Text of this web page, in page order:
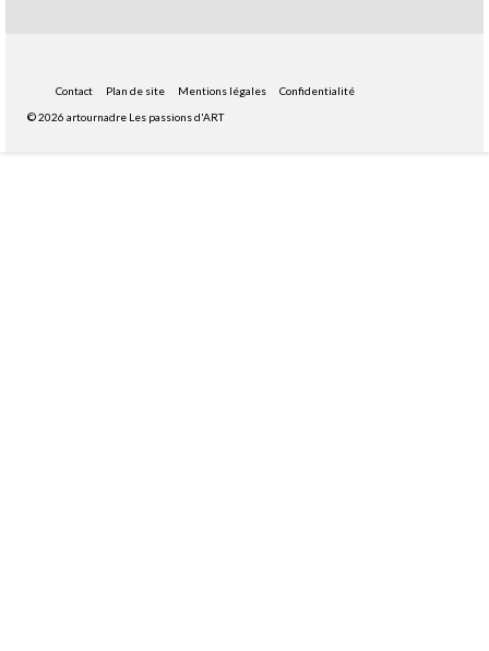
Contact Plan de site Mentions légales
Confidentialité
© 2026 artournadre Les passions d'ART